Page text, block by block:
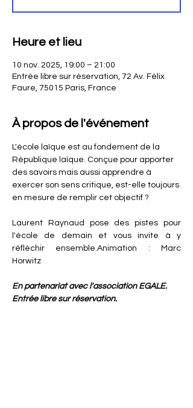
Heure et lieu
10 nov. 2025, 19:00 – 21:00
Entrée libre sur réservation, 72 Av. Félix
Faure, 75015 Paris, France
À propos de l'événement
L'école laïque est au fondement de la
République laïque. Conçue pour apporter
des savoirs mais aussi apprendre à
exercer son sens critique, est-elle toujours
en mesure de remplir cet objectif ?
Laurent Raynaud pose des pistes pour
l'école de demain et vous invite à y
réfléchir ensemble.Animation : Marc
Horwitz
En partenariat avec l'association EGALE.
Entrée libre sur réservation.